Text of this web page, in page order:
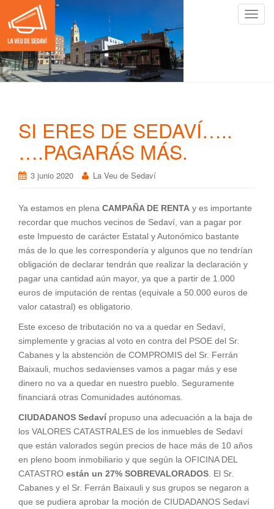
C
i
SI ERES DE SEDAVÍ…..
….PAGARÁS MÁS.
3 junio 2020 La Veu de Sedaví
Ya estamos en plena CAMPAÑA DE RENTA y es importante
recordar que muchos vecinos de Sedaví, van a pagar por
este Impuesto de carácter Estatal y Autonómico bastante
más de lo que les correspondería y algunos que no tendrían
obligación de declarar tendrán que realizar la declaración y
pagar una cantidad aún mayor, ya que a partir de 1.000
euros de imputación de rentas (equivale a 50.000 euros de
valor catastral) es obligatorio.
Este exceso de tributación no va a quedar en Sedaví,
simplemente y gracias al voto en contra del PSOE del Sr.
Cabanes y la abstención de COMPROMIS del Sr. Ferrán
Baixauli, muchos sedavienses vamos a pagar más y ese
dinero no va a quedar en nuestro pueblo. Seguramente
financiará otras Comunidades autónomas.
CIUDADANOS Sedaví propuso una adecuación a la baja de
los VALORES CATASTRALES de los inmuebles de Sedaví
que están valorados según precios de hace más de 10 años
en pleno boom inmobiliario y que según la OFICINA DEL
CATASTRO están un 27% SOBREVALORADOS . El Sr.
Cabanes y el Sr. Ferrán Baixauli y sus grupos se negaron a
que se pudiera aprobar la moción de CIUDADANOS Sedaví